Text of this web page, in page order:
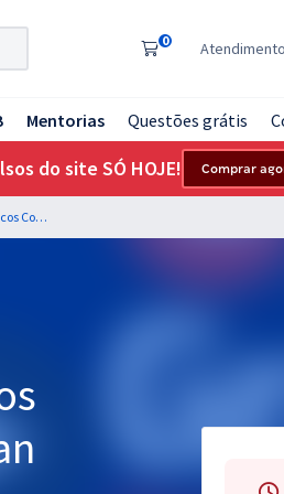
0 Atendimento
Mentorias Questões grátis
do site SÓ HOJE! Comprar
Prefeitura de Baependi - MG - Conhecimentos Básicos Comuns aos Cargos de Nível Médio - Equipe Gran (Pós-Edital)